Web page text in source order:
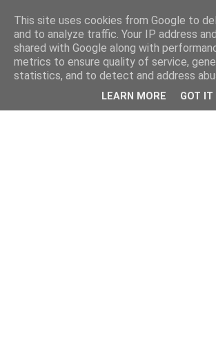
This site uses cookies from Google to
and to analyze traffic. Your IP address
shared with Google along with
metrics to ensure quality of service,
statistics, and to detect and address
LEARN MORE GOT IT